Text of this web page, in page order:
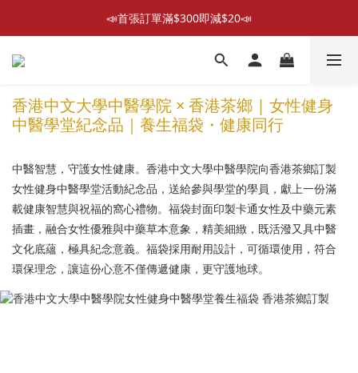
📣首張訂單滿$300即減$20📣
📣首張訂單滿$300即減$20📣
散水回禮禮物 滿件再折優惠🎉
📣首張訂單滿$300即減$20📣
香港中文大學中醫學院 × 香港茶鄉 | 女性健身
中醫學堂紀念品｜養生福袋・健康同行
中醫智慧，守護女性健康。香港中文大學中醫學院向香港茶鄉訂製
女性健身中醫學堂活動紀念品，送給參與學堂的學員，獻上一份滿
載健康智慧與祝福的窩心禮物。福袋封面印製卡通女性及中藥元素
插畫，融合女性優雅與中藥草本意象，精美細緻，既活潑又具中醫
文化底蘊，極具紀念意義。福袋採用耐用設計，可循環使用，符合
環保理念，讓這份心意不僅傳遞健康，更守護地球。